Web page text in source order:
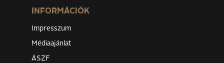
INFORMÁCIÓK
Impresszum
Médiaajánlat
ÁSZF